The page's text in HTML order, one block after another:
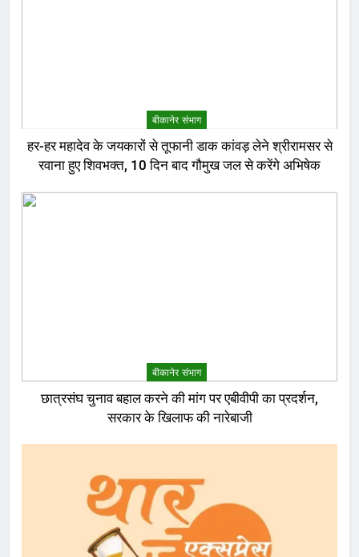
बीकानेर संभाग
हर-हर महादेव के जयकारों से तूफानी डाक कांवड़ लेने श्रीरामसर से
रवाना हुए शिवभक्त, 10 दिन बाद गौमुख जल से करेंगे अभिषेक
बीकानेर संभाग
छात्रसंघ चुनाव बहाल करने की मांग पर एबीवीपी का प्रदर्शन,
सरकार के खिलाफ की नारेबाजी